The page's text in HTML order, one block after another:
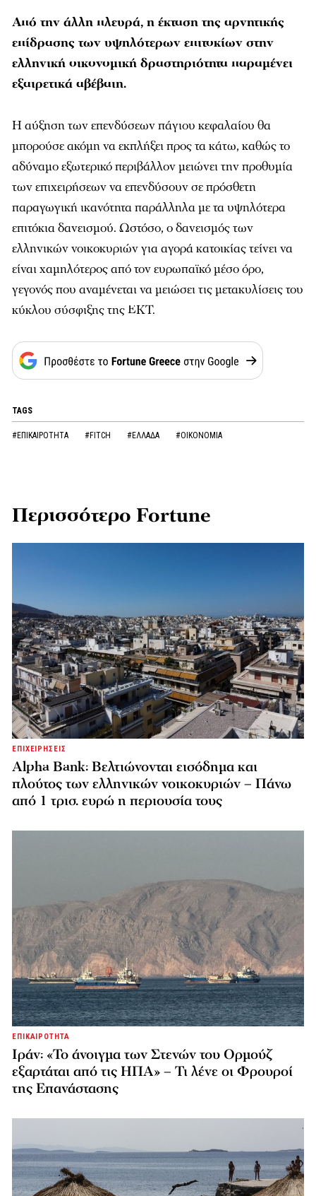
Από την άλλη πλευρά, η έκταση της αρνητικής
επίδρασης των υψηλότερων επιτοκίων στην
ελληνική οικονομική δραστηριότητα παραμένει
εξαιρετικά αβέβαιη.
Η αύξηση των επενδύσεων πάγιου κεφαλαίου θα
μπορούσε ακόμη να εκπλήξει προς τα κάτω, καθώς το
αδύναμο εξωτερικό περιβάλλον μειώνει την προθυμία
των επιχειρήσεων να επενδύσουν σε πρόσθετη
παραγωγική ικανότητα παράλληλα με τα υψηλότερα
επιτόκια δανεισμού. Ωστόσο, ο δανεισμός των
ελληνικών νοικοκυριών για αγορά κατοικίας τείνει να
είναι χαμηλότερος από τον ευρωπαϊκό μέσο όρο,
γεγονός που αναμένεται να μειώσει τις μετακυλίσεις του
κύκλου σύσφιξης της ΕΚΤ.
TAGS
#ΕΠΙΚΑΙΡΟΤΗΤΑ #FITCH #ΕΛΛΑΔΑ #ΟΙΚΟΝΟΜΙΑ
Περισσότερο Fortune
ΕΠΙΧΕΙΡΗΣΕΙΣ
Alpha Bank: Βελτιώνονται εισόδημα και
πλούτος των ελληνικών νοικοκυριών – Πάνω
από 1 τρισ. ευρώ η περιουσία τους
ΕΠΙΚΑΙΡΟΤΗΤΑ
Ιράν: «Το άνοιγμα των Στενών του Ορμούζ
εξαρτάται από τις ΗΠΑ» – Τι λένε οι Φρουροί
της Επανάστασης